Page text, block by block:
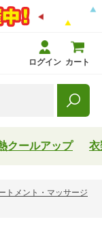
ログイン カート
クールアップ 衣
トメント・マッサージ